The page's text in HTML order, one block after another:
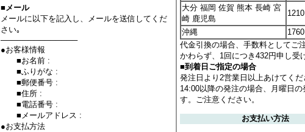
■メール
メールに以下を記入し、メールを送信してくだ
さい｡
──────────────
●お客様情報
■お名前 :
■ふりがな :
■郵便番号 :
■住所 :
■電話番号 :
■メールアドレス :
●お支払方法
大分 福岡 佐賀 熊本 長崎 宮
崎 鹿児島
1210
沖縄
1760
代金引換の場合、手数料としてご
かわらず、1回につき432円申し受
■到着日ご指定の場合
発注日より2営業日以上あけてく
14:00以降の発注の場合、月曜日の
す。ご注意ください。
お支払い方法